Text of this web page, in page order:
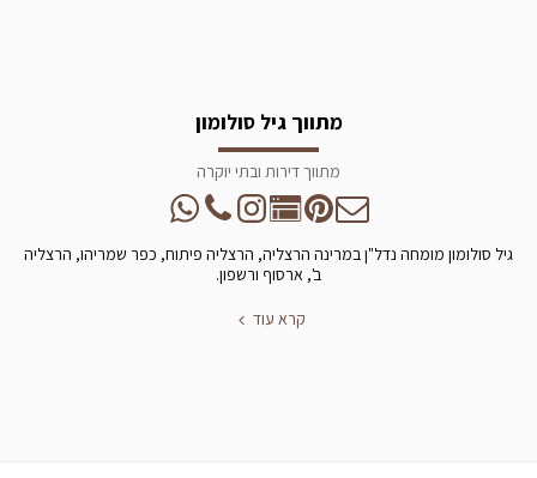
מתווך גיל סולומון
מתווך דירות ובתי יוקרה
גיל סולומון מומחה נדל"ן במרינה הרצליה, הרצליה פיתוח, כפר שמריהו, הרצליה
ב', ארסוף ורשפון.
קרא עוד